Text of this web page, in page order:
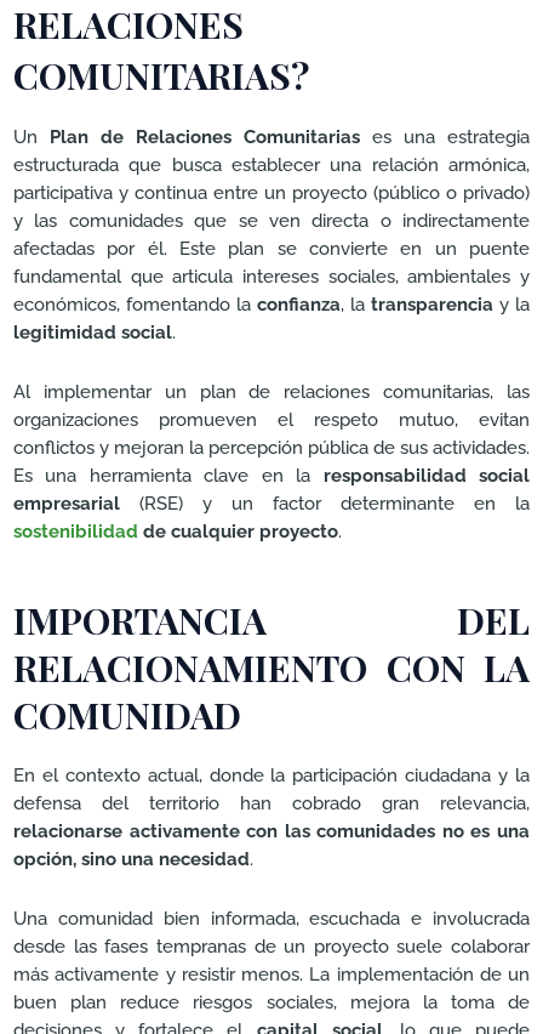
RELACIONES
COMUNITARIAS?
Un Plan de Relaciones Comunitarias es una estrategia
estructurada que busca establecer una relación armónica,
participativa y continua entre un proyecto (público o privado)
y las comunidades que se ven directa o indirectamente
afectadas por él. Este plan se convierte en un puente
fundamental que articula intereses sociales, ambientales y
económicos, fomentando la confianza, la transparencia y la
legitimidad social.
Al implementar un plan de relaciones comunitarias, las
organizaciones promueven el respeto mutuo, evitan
conflictos y mejoran la percepción pública de sus actividades.
Es una herramienta clave en la responsabilidad social
empresarial (RSE) y un factor determinante en la
sostenibilidad de cualquier proyecto.
IMPORTANCIA DEL
RELACIONAMIENTO CON LA
COMUNIDAD
En el contexto actual, donde la participación ciudadana y la
defensa del territorio han cobrado gran relevancia,
relacionarse activamente con las comunidades no es una
opción, sino una necesidad.
Una comunidad bien informada, escuchada e involucrada
desde las fases tempranas de un proyecto suele colaborar
más activamente y resistir menos. La implementación de un
buen plan reduce riesgos sociales, mejora la toma de
decisiones y fortalece el capital social, lo que puede